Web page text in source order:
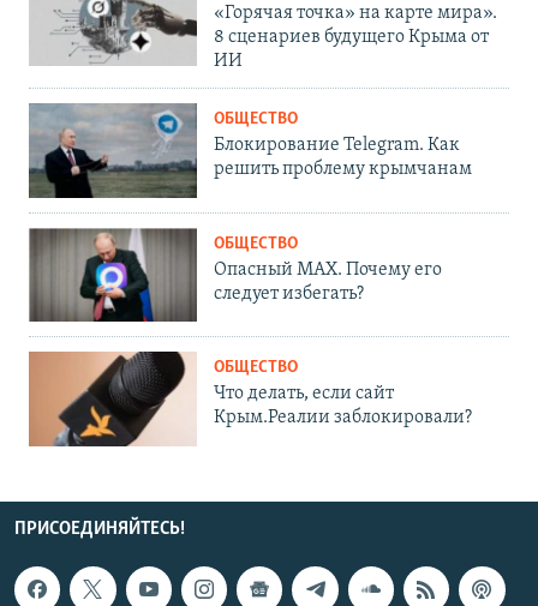
«Горячая точка» на карте мира».
8 сценариев будущего Крыма от
ИИ
ОБЩЕСТВО
Блокирование Telegram. Как
решить проблему крымчанам
ОБЩЕСТВО
Опасный MAX. Почему его
следует избегать?
ОБЩЕСТВО
Что делать, если сайт
Крым.Реалии заблокировали?
ПРИСОЕДИНЯЙТЕСЬ!